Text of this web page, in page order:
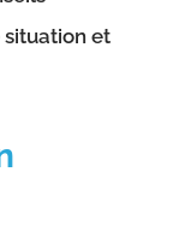
situation et